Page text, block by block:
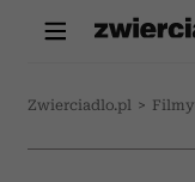
Zwierciadlo.pl > Filmy